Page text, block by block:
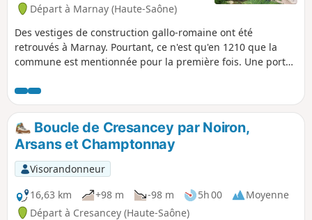
Départ à Marnay (Haute-Saône)
Des vestiges de construction gallo-romaine ont été
retrouvés à Marnay. Pourtant, ce n'est qu'en 1210 que la
commune est mentionnée pour la première fois. Une porte
encore visibles. Quelques éléments du château féodal
subsistent également, et notamment le pont levis et deux
tourelles. La vieille ville possède en outre de nombreuses
maisons des XVe et XVIe siècles. L'actuel hôtel de ville date
d'ailleurs de la Renaissance.Quant au château qui domine
la vallée de l'Ognon, il a été reconstruit au XVIe siècle, mais
il a été très remanié depuis.Enfin, l'église gothique date des
XIVe et XVIIe siècles. Le plan d'eau de 20 hectares abrite de
nombreuses espèces animales et végétales.
Boucle de Cresancey par Noiron,
Arsans et Champtonnay
Visorandonneur
16,63 km
+98 m -98 m 5h 00
Moyenne
Départ à Cresancey (Haute-Saône)